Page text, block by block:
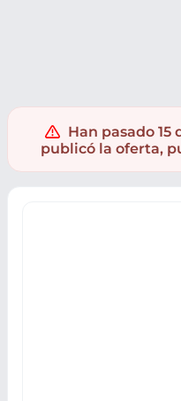
Han pasado 15
publicó la oferta,